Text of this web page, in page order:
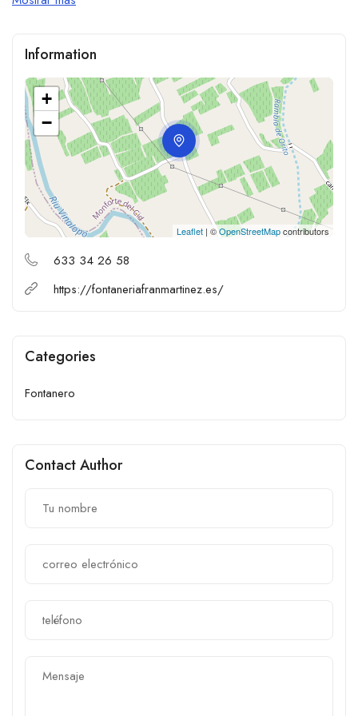
Information
+
−
Leaflet | ©OpenStreetMapcontributors
633 34 26 58
https://fontaneriafranmartinez.es/
Categories
Fontanero
Contact Author